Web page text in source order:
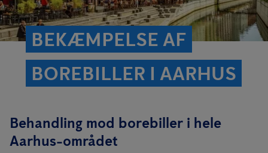
BEKÆMPELSE AF
BOREBILLER I AARHUS
Behandling mod borebiller i hele
Aarhus-området